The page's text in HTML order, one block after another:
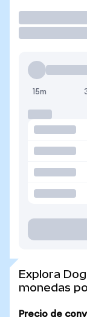
15m
Explora
monedas
Precio de